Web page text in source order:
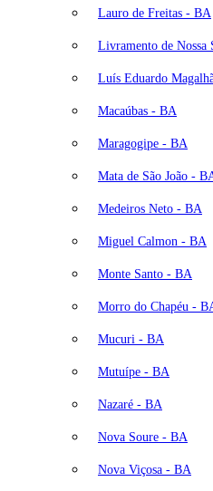
Lauro de Freitas - BA
Livramento de Nossa
Luís Eduardo
Macaúbas - BA
Maragogipe - BA
Mata de São João -
Medeiros Neto - BA
Miguel Calmon - BA
Monte Santo - BA
Morro do Chapéu -
Mucuri - BA
Mutuípe - BA
Nazaré - BA
Nova Soure - BA
Nova Viçosa - BA